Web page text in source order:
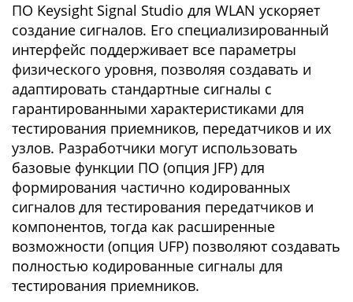
ПО Keysight Signal Studio для WLAN ускоряет
создание сигналов. Его специализированный
интерфейс поддерживает все параметры
физического уровня, позволяя создавать и
адаптировать стандартные сигналы с
гарантированными характеристиками для
тестирования приемников, передатчиков и их
узлов. Разработчики могут использовать
базовые функции ПО (опция JFP) для
формирования частично кодированных
сигналов для тестирования передатчиков и
компонентов, тогда как расширенные
возможности (опция UFP) позволяют создавать
полностью кодированные сигналы для
тестирования приемников.